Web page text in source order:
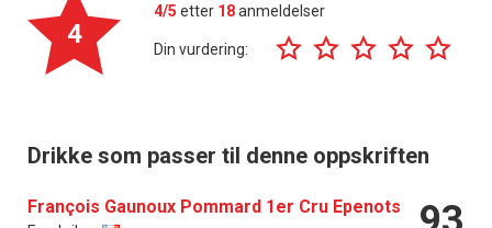
4
4/5 etter 18anmeldelser
Din vurdering:
Drikke som passer til denne oppskriften
François Gaunoux Pommard 1er Cru Epenots